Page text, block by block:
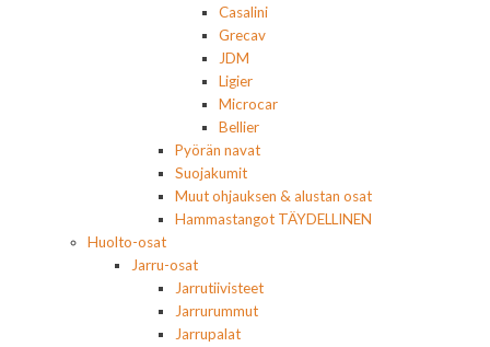
Casalini
Grecav
JDM
Ligier
Microcar
Bellier
Pyörän navat
Suojakumit
Muut ohjauksen & alustan osat
Hammastangot TÄYDELLINEN
Huolto-osat
Jarru-osat
Jarrutiivisteet
Jarrurummut
Jarrupalat